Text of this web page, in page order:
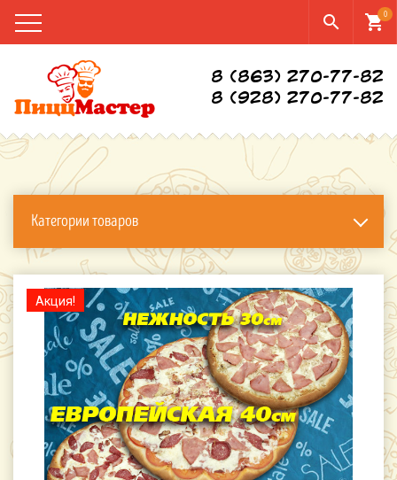
shopping_cart0
search
8 (863) 270-77-82
8 (928) 270-77-82
Категории товаров
Акция!